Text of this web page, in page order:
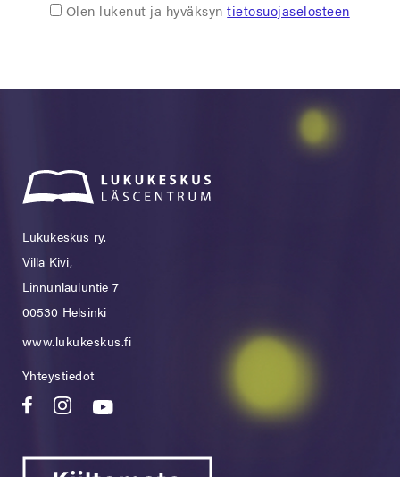
Olen lukenut ja hyväksyntietosuojaselosteen
Lukukeskus ry.
Villa Kivi,
Linnunlauluntie 7
00530 Helsinki
www.lukukeskus.fi
Yhteystiedot